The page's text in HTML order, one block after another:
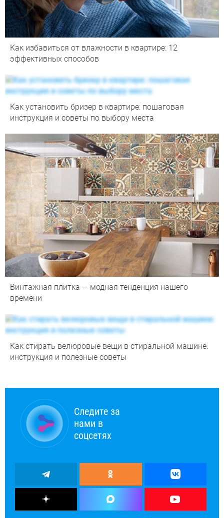
Как избавиться от влажности в квартире: 12
эффективных способов
Как установить бризер в квартире: пошаговая
инструкция и советы по выбору места
Винтажная плитка — модная тенденция нашего
времени
Как стирать велюровые вещи в стиральной машине:
инструкция и полезные советы
Следите за
нами в
соцсетях